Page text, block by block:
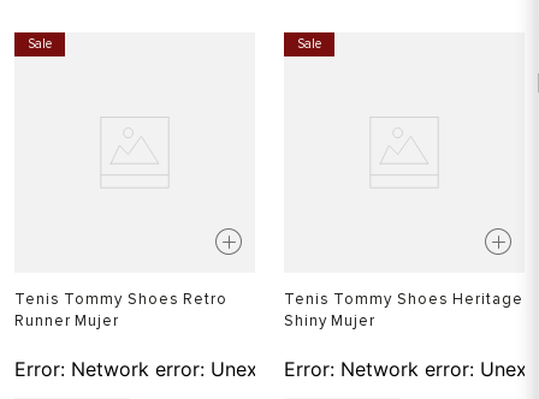
Sale
Tenis Tommy Shoes Retro
Runner Mujer
Error: Network error: Unexpected token T in JSON at
Sale
Tenis Tommy Shoes Heritage
Shiny Mujer
Error: Network error:
mujer